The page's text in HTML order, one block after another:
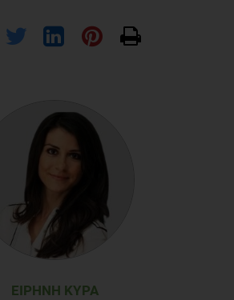
ΕΙΡΉΝΗ ΚΎΡΑ